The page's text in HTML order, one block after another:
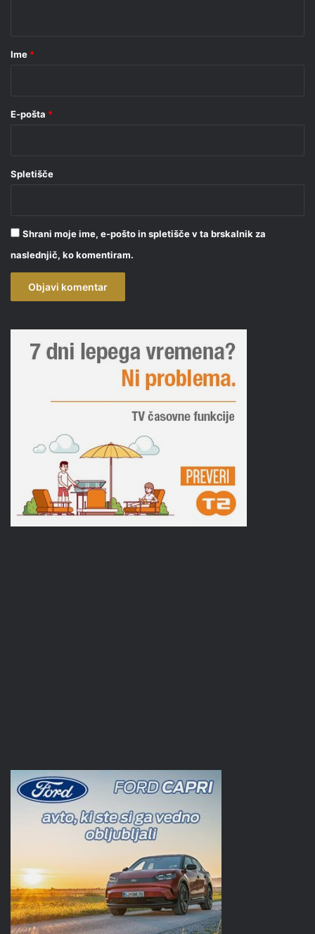
rIme *
E-pošta *
Spletišče
Shrani moje ime, e-pošto in spletišče v ta brskalnik za
naslednjič, ko komentiram.